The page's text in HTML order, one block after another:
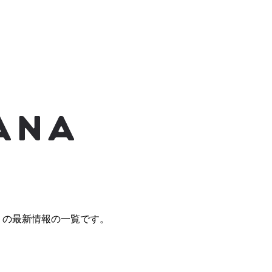
最新情報の一覧です。